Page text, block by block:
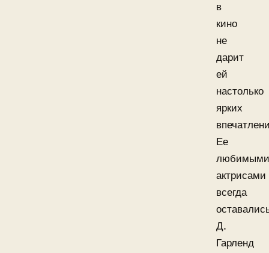
в
кино
не
дарит
ей
настолько
ярких
Ее
любимыми
актрисами
всегда
Д.
Гарленд